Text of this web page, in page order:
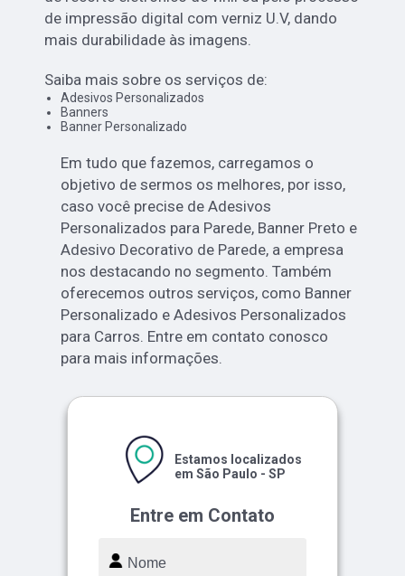
de impressão digital com verniz U.V, dando
mais durabilidade às imagens.
Saiba mais sobre os serviços de:
Adesivos Personalizados
Banners
Banner Personalizado
Em tudo que fazemos, carregamos o
objetivo de sermos os melhores, por isso,
caso você precise de Adesivos
Personalizados para Parede, Banner Preto e
Adesivo Decorativo de Parede, a empresa
nos destacando no segmento. Também
oferecemos outros serviços, como Banner
Personalizado e Adesivos Personalizados
para Carros. Entre em contato conosco
para mais informações.
Entre em Contato
Estamos localizados
em São Paulo - SP